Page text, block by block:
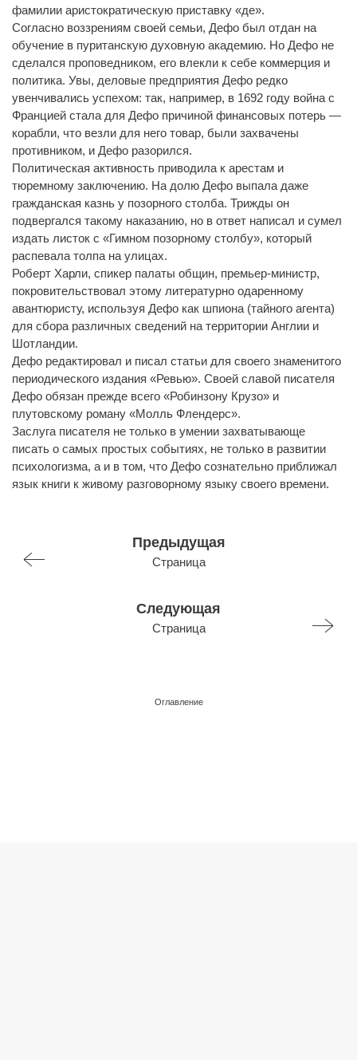
фамилии аристократическую приставку «де».
Согласно воззрениям своей семьи, Дефо был отдан на
обучение в пуританскую духовную академию. Но Дефо не
сделался проповедником, его влекли к себе коммерция и
политика. Увы, деловые предприятия Дефо редко
увенчивались успехом: так, например, в 1692 году война с
Францией стала для Дефо причиной финансовых потерь —
корабли, что везли для него товар, были захвачены
противником, и Дефо разорился.
Политическая активность приводила к арестам и
тюремному заключению. На долю Дефо выпала даже
гражданская казнь у позорного столба. Трижды он
подвергался такому наказанию, но в ответ написал и сумел
издать листок с «Гимном позорному столбу», который
распевала толпа на улицах.
Роберт Харли, спикер палаты общин, премьер-министр,
покровительствовал этому литературно одаренному
авантюристу, используя Дефо как шпиона (тайного агента)
для сбора различных сведений на территории Англии и
Шотландии.
Дефо редактировал и писал статьи для своего знаменитого
периодического издания «Ревью». Своей славой писателя
Дефо обязан прежде всего «Робинзону Крузо» и
плутовскому роману «Молль Флендерс».
Заслуга писателя не только в умении захватывающе
писать о самых простых событиях, не только в развитии
психологизма, а и в том, что Дефо сознательно приближал
язык книги к живому разговорному языку своего времени.
Предыдущая
Страница
Следующая
Страница
Оглавление